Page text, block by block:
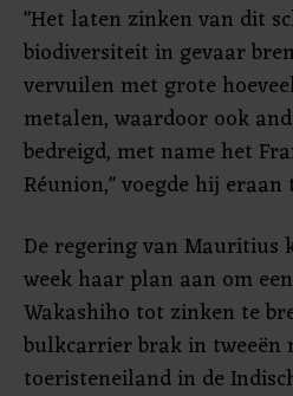
"Het laten zinken van dit
biodiversiteit in gevaar
vervuilen met grote
metalen, waardoor ook
bedreigd, met name het
Réunion," voegde hij eraan
De regering van Mauritius
week haar plan aan om
Wakashiho tot zinken te
bulkcarrier brak in tweeën
toeristeneiland in de